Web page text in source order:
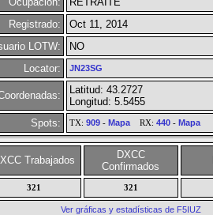
Registrado:
Oct 11, 2014
LOTW:
NO
Locator:
JN23SG
Latitud: 43.2727
Longitud: 5.5455
Spots:
TX: 909- MapaRX: 440- Mapa
Trabajados
DXCC
Confirmados
321 321
Ver gráficas y estadísticas de F5IUZ